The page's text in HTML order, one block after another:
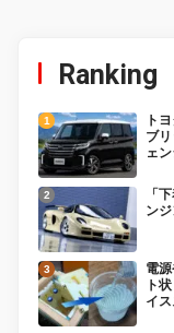
Ranking
ト
ブ
ェ
「
ン
電
ト
イ